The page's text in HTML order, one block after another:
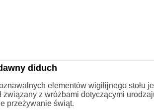
diduch
elementów wigilijnego stołu
związany z wróżbami dotyczącymi
przeżywanie świąt.